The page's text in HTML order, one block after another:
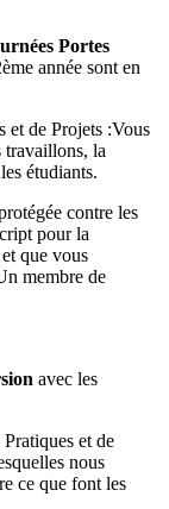
Portes
année sont en
et de Projets :Vous
travaillons, la
étudiants.
contre les
pour la
que vous
membre de
avec les
et de
nous
ce que font les